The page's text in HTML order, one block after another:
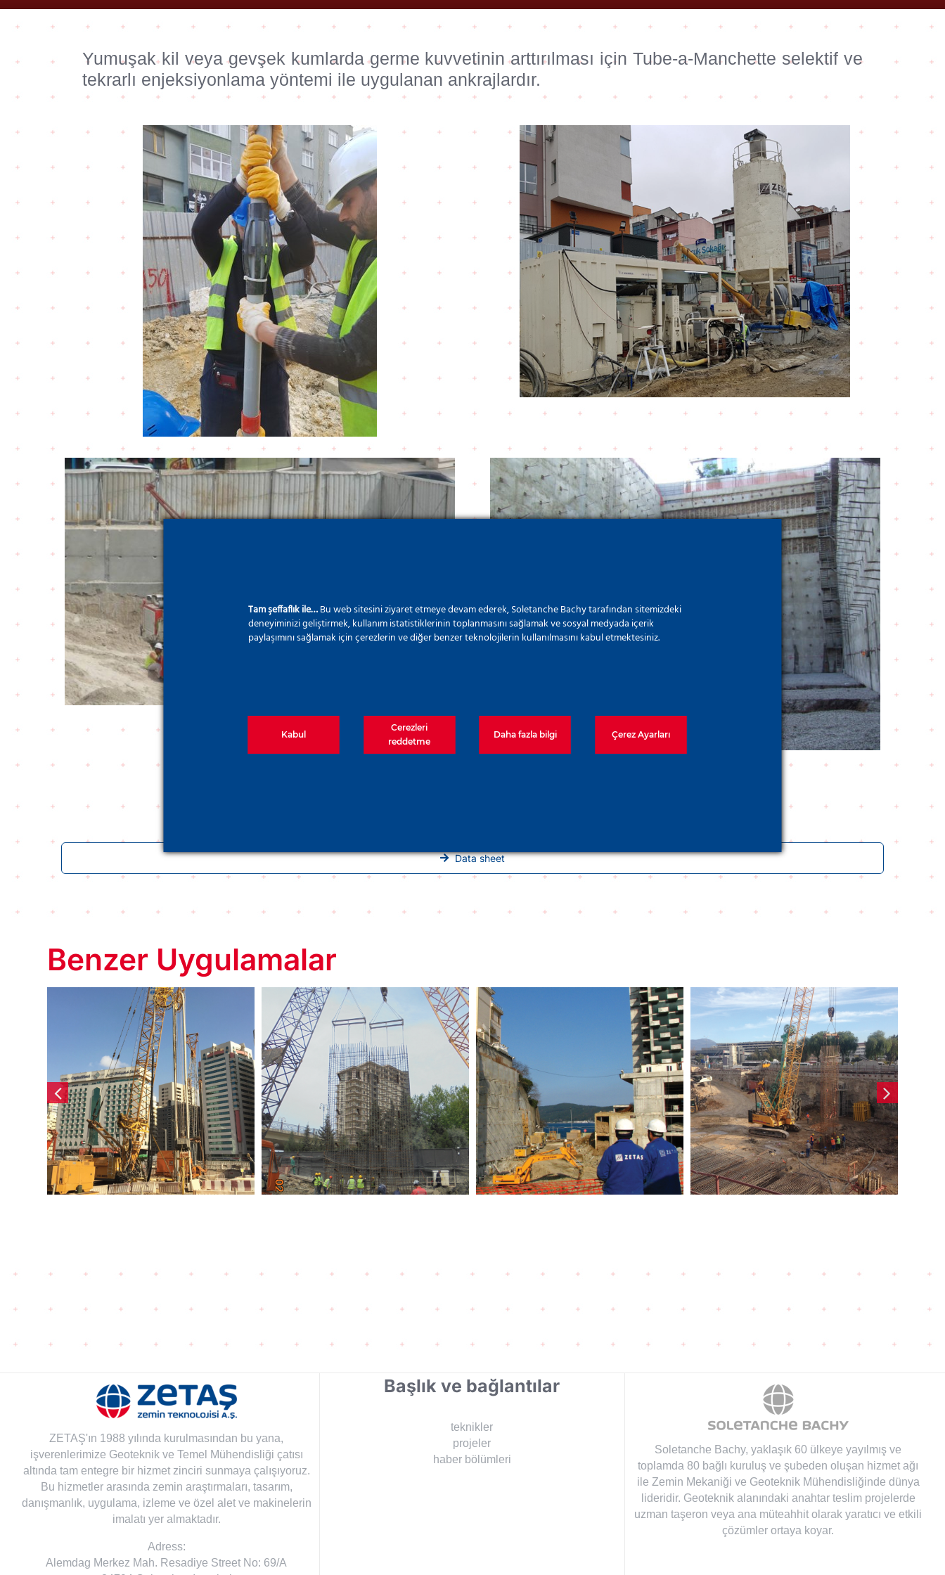
Yumuşak kil veya gevşek kumlarda germe kuvvetinin arttırılması için Tube-a-Manchette selektif ve
tekrarlı enjeksiyonlama yöntemi ile uygulanan ankrajlardır.
Data sheet
Benzer Uygulamalar
Five Star Hotel Plot
H-24 Projesi
Port Baku Tower 2
Projesi
Grand Tarabya
Hotel Renovasyon
Projesi
İzmir Mistral Tower
Projesi
ZETAŞ'ın 1988 yılında kurulmasından bu yana,
işverenlerimize Geoteknik ve Temel Mühendisliği çatısı
altında tam entegre bir hizmet zinciri sunmaya çalışıyoruz.
Bu hizmetler arasında zemin araştırmaları, tasarım,
danışmanlık, uygulama, izleme ve özel alet ve makinelerin
imalatı yer almaktadır.
Adress:
Alemdag Merkez Mah. Resadiye Street No: 69/A
Başlık ve bağlantılar
teknikler
projeler
haber bölümleri
Soletanche Bachy, yaklaşık 60 ülkeye yayılmış ve
toplamda 80 bağlı kuruluş ve şubeden oluşan hizmet ağı
ile Zemin Mekaniği ve Geoteknik Mühendisliğinde dünya
lideridir. Geoteknik alanındaki anahtar teslim projelerde
uzman taşeron veya ana müteahhit olarak yaratıcı ve etkili
çözümler ortaya koyar.
Tam şeffaflık ile…Bu web sitesini ziyaret etmeye devam ederek, Soletanche Bachy tarafından sitemizdeki
deneyiminizi geliştirmek, kullanım istatistiklerinin toplanmasını sağlamak ve sosyal medyada içerik
paylaşımını sağlamak için çerezlerin ve diğer benzer teknolojilerin kullanılmasını kabul etmektesiniz.
Kabul
Cerezleri
reddetme
Daha fazla bilgi Çerez Ayarları